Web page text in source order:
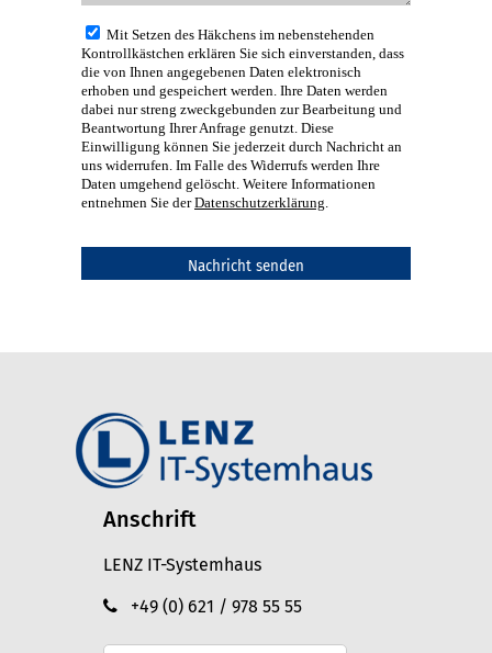
Mit Setzen des Häkchens im nebenstehenden
Kontrollkästchen erklären Sie sich einverstanden, dass
die von Ihnen angegebenen Daten elektronisch
erhoben und gespeichert werden. Ihre Daten werden
dabei nur streng zweckgebunden zur Bearbeitung und
Beantwortung Ihrer Anfrage genutzt. Diese
Einwilligung können Sie jederzeit durch Nachricht an
uns widerrufen. Im Falle des Widerrufs werden Ihre
Daten umgehend gelöscht. Weitere Informationen
entnehmen Sie derDatenschutzerklärung
Anschrift
LENZ IT-Systemhaus
+49 (0) 621 / 978 55 55